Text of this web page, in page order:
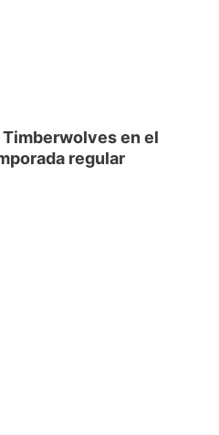
en el
regular